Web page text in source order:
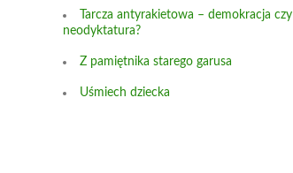
Tarcza antyrakietowa – demokracja czy
neodyktatura?
Z pamiętnika starego garusa
Uśmiech dziecka